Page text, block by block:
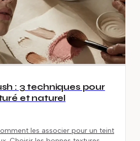
: 3 techniques pour
et naturel
les associer pour un teint